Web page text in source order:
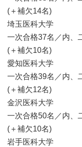
(＋補欠14名)
埼玉医科大学
一次合格37名／内、
(＋補欠10名)
愛知医科大学
一次合格39名／内、
(＋補欠12名)
金沢医科大学
一次合格50名／内、
(＋補欠10名)
岩手医科大学